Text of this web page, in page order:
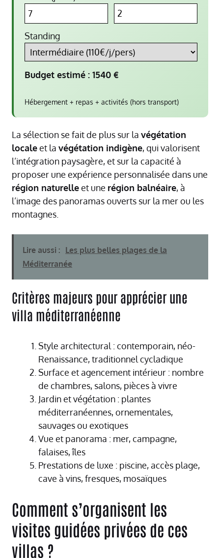
Standing
Budget estimé : 1540 €
Hébergement + repas + activités (hors transport)
La sélection se fait de plus sur la végétation
localeet la végétation indigène, qui valorisent
l’intégration paysagère, et sur la capacité à
proposer une expérience personnalisée dans une
région naturelleet une région balnéaire, à
l’image des panoramas ouverts sur la mer ou les
montagnes.
Lire aussi : Les plus belles plages de la
Méditerranée
Critères majeurs pour apprécier une
villa méditerranéenne
Style architectural : contemporain, néo-
Renaissance, traditionnel cycladique
Surface et agencement intérieur : nombre
de chambres, salons, pièces à vivre
Jardin et végétation : plantes
méditerranéennes, ornementales,
sauvages ou exotiques
Vue et panorama : mer, campagne,
falaises, îles
Prestations de luxe : piscine, accès plage,
cave à vins, fresques, mosaïques
Comment s’organisent les
visites guidées privées de ces
villas ?